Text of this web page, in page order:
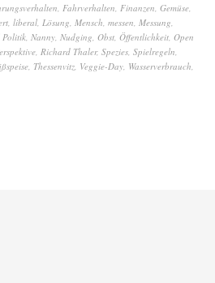
, Fahrverhalten, Finanzen, Gemüse,
, liberal, Lösung, Mensch, messen, Messung,
Politik, Nanny, Nudging, Obst, Öffentlichkeit, Open
, Richard Thaler, Spezies, Spielregeln,
, Thessenvitz, Veggie-Day, Wasserverbrauch,